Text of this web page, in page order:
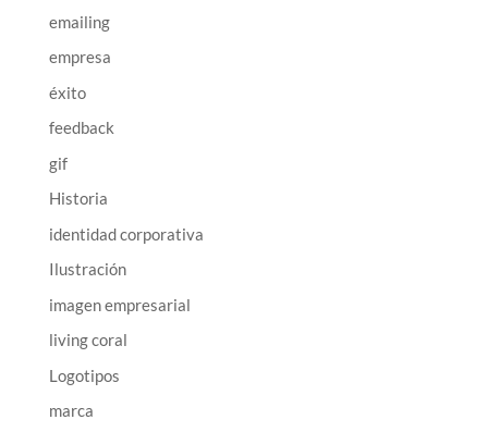
emailing
empresa
éxito
feedback
gif
Historia
identidad corporativa
Ilustración
imagen empresarial
living coral
Logotipos
marca